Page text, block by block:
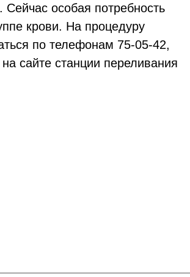
Сейчас особая потребность
крови. На процедуру
по телефонам 75-05-42,
сайте станции переливания